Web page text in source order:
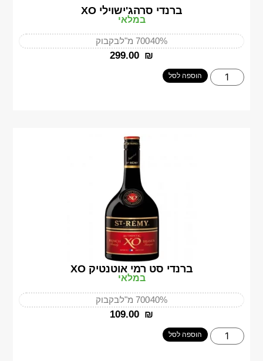
ברנדי סרהג'ישוילי XO
במלאי
40%700 מ"ל בקבוק
‎299.00 ₪
הוספה לסל
ברנדי סט רמי אוטנטיק XO
במלאי
40%700 מ"ל בקבוק
‎109.00 ₪
הוספה לסל